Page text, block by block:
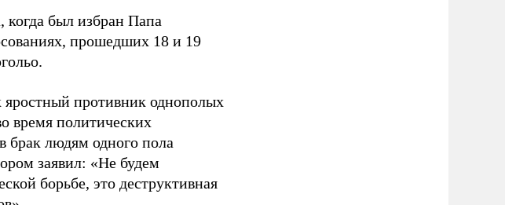
когда был избран Папа
прошедших 18 и 19
яростный противник однополых
время политических
брак людям одного пола
заявил: «Не будем
борьбе, это деструктивная